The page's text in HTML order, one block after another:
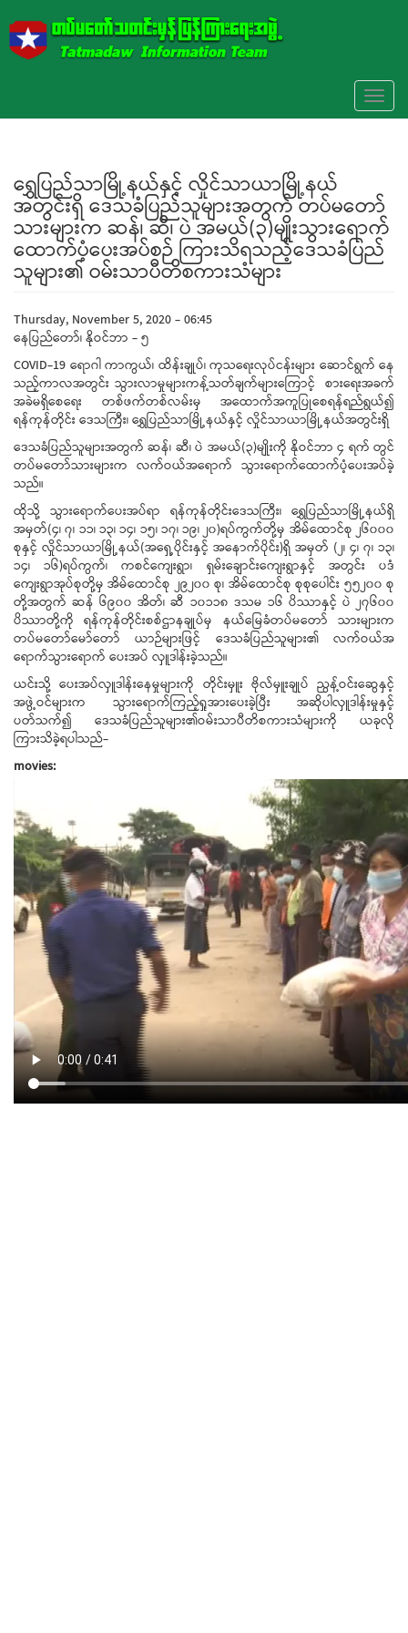
ရွှေပြည်သာမြို့နယ်နှင့် လှိုင်သာယာမြို့နယ်
အတွင်းရှိ ဒေသခံပြည်သူများအတွက် တပ်မတော်
သားများက ဆန်၊ ဆီ၊ ပဲ အမယ်(၃)မျိုးသွားရောက်
ထောက်ပံ့ပေးအပ်စဉ် ကြားသိရသည့်ဒေသခံပြည်
သူများ၏ ဝမ်းသာပီတိစကားသံများ
Thursday, November 5, 2020 - 06:45
နေပြည်တော်၊ နိုဝင်ဘာ - ၅
COVID-19 ရောဂါ ကာကွယ်၊ ထိန်းချုပ်၊ ကုသရေးလုပ်ငန်းများ ဆောင်ရွက် နေ
သည့်ကာလအတွင်း သွားလာမှုများကန့်သတ်ချက်များကြောင့် စားရေးအခက်
အခဲမရှိစေရေး တစ်ဖက်တစ်လမ်းမှ အထောက်အကူပြုစေရန်ရည်ရွယ်၍
ရန်ကုန်တိုင်း ဒေသကြီး၊ ရွှေပြည်သာမြို့နယ်နှင့် လှိုင်သာယာမြို့နယ်အတွင်းရှိ
ဒေသခံပြည်သူများအတွက် ဆန်၊ ဆီ၊ ပဲ အမယ်(၃)မျိုးကို နိုဝင်ဘာ ၄ ရက် တွင်
တပ်မတော်သားများက လက်ဝယ်အရောက် သွားရောက်ထောက်ပံ့ပေးအပ်ခဲ့
သည်။
ထိုသို့ သွားရောက်ပေးအပ်ရာ ရန်ကုန်တိုင်းဒေသကြီး၊ ရွှေပြည်သာမြို့နယ်ရှိ
အမှတ်(၄၊ ၇၊ ၁၁၊ ၁၃၊ ၁၄၊ ၁၅၊ ၁၇၊ ၁၉၊ ၂၀)ရပ်ကွက်တို့မှ အိမ်ထောင်စု ၂၆၀၀၀
စုနှင့် လှိုင်သာယာမြို့နယ်(အရှေ့ပိုင်းနှင့် အနောက်ပိုင်း)ရှိ အမှတ် (၂၊ ၄၊ ၇၊ ၁၃၊
၁၄၊ ၁၆)ရပ်ကွက်၊ ကစင်ကျေးရွာ၊ ရှမ်းချောင်းကျေးရွာနှင့် အတွင်း ပဒံ
ကျေးရွာအုပ်စုတို့မှ အိမ်ထောင်စု ၂၉၂၀၀ စု၊ အိမ်ထောင်စု စုစုပေါင်း ၅၅၂၀၀ စု
တို့အတွက် ဆန် ၆၉၀၀ အိတ်၊ ဆီ ၁၀၁၁၈ ဒသမ ၁၆ ပိဿာနှင့် ပဲ ၂၇၆၀၀
ပိဿာတို့ကို ရန်ကုန်တိုင်းစစ်ဌာနချုပ်မှ နယ်မြေခံတပ်မတော် သားများက
တပ်မတော်မော်တော် ယာဉ်များဖြင့် ဒေသခံပြည်သူများ၏ လက်ဝယ်အ
ရောက်သွားရောက် ပေးအပ် လှူဒါန်းခဲ့သည်။
ယင်းသို့ ပေးအပ်လှူဒါန်းနေမှုများကို တိုင်းမှူး ဗိုလ်မှူးချုပ် ညွန့်ဝင်းဆွေနှင့်
အဖွဲ့ဝင်များက သွားရောက်ကြည့်ရှုအားပေးခဲ့ပြီး အဆိုပါလှူဒါန်းမှုနှင့်
ပတ်သက်၍ ဒေသခံပြည်သူများ၏ဝမ်းသာပီတိစကားသံများကို ယခုလို
ကြားသိခဲ့ရပါသည်-
movies: